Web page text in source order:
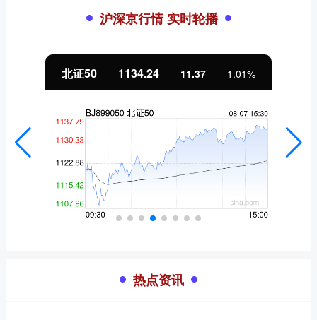
沪深京行情 实时轮播
北证50 1134.24 11.37 1.01%
热点资讯